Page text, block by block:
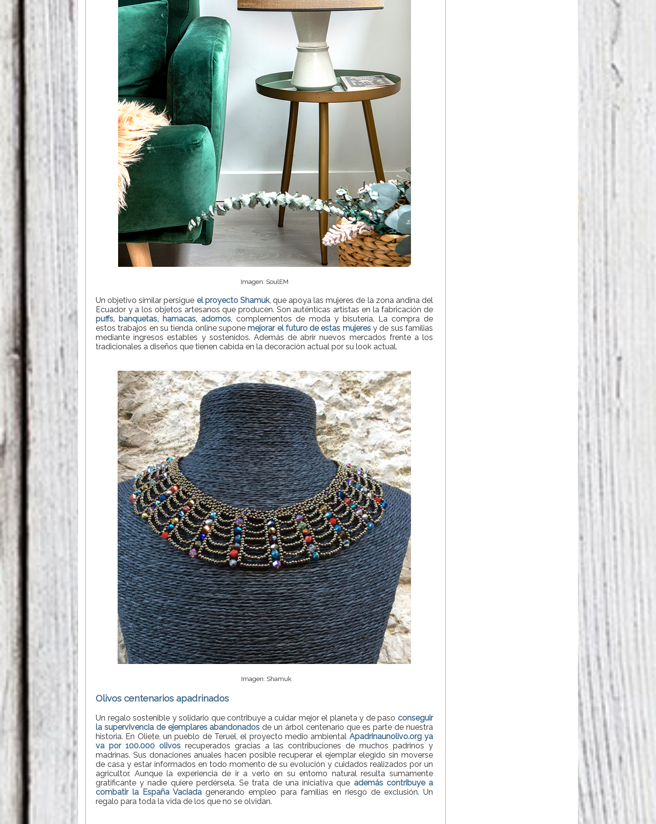
Imagen: SoulEM
Un objetivo similar persigue el proyecto Shamuk, que apoya las mujeres de la zona andina del
Ecuador y a los objetos artesanos que producen. Son auténticas artistas en la fabricación de
puffs, banquetas, hamacas, adornos, complementos de moda y bisutería. La compra de
estos trabajos en su tienda online suponemejorar el futuro de estas mujeresy de sus familias
mediante ingresos estables y sostenidos. Además de abrir nuevos mercados frente a los
tradicionales a diseños que tienen cabida en la decoración actual por su look actual.
Imagen: Shamuk
Olivos centenarios apadrinados
Un regalo sostenible y solidario que contribuye a cuidar mejor el planeta y de paso conseguir
la supervivencia de ejemplares abandonados de un árbol centenario que es parte de nuestra
historia. En Oliete, un pueblo de Teruel, el proyecto medio ambiental Apadrinaunolivo.org ya
va por 100.000 olivosrecuperados gracias a las contribuciones de muchos padrinos y
madrinas. Sus donaciones anuales hacen posible recuperar el ejemplar elegido sin moverse
de casa y estar informados en todo momento de su evolución y cuidados realizados por un
agricultor. Aunque la experiencia de ir a verlo en su entorno natural resulta sumamente
gratificante y nadie quiere perdérsela. Se trata de una iniciativa que además contribuye a
combatir la España Vaciada generando empleo para familias en riesgo de exclusión. Un
regalo para toda la vida de los que no se olvidan.